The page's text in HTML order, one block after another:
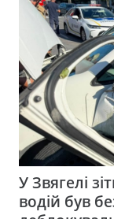
У Звягелі
водій був